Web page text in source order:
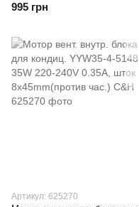
C&H
995 грн
Артикул: 625270